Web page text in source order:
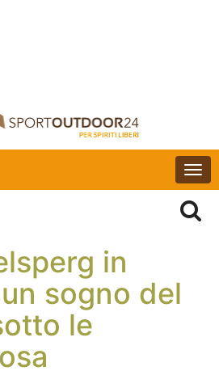
in
sogno del
le